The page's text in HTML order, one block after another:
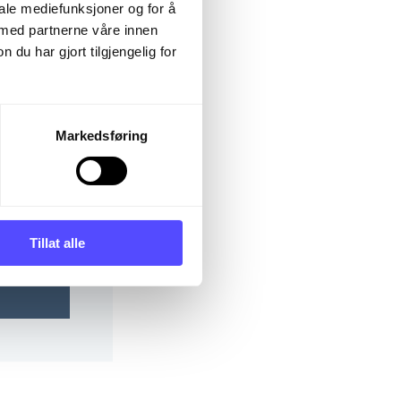
mediefunksjoner og for å
partnerne våre innen
du har gjort tilgjengelig for
Markedsføring
Tillat alle